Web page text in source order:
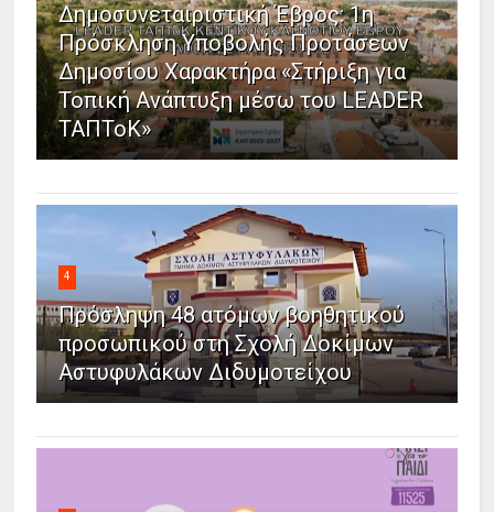
Δημοσυνεταιριστική Έβρος: 1η
Πρόσκληση Υποβολής Προτάσεων
Δημοσίου Χαρακτήρα «Στήριξη για
Τοπική Ανάπτυξη μέσω του LEADER
ΤΑΠΤοΚ»
4
Πρόσληψη 48 ατόμων βοηθητικού
προσωπικού στη Σχολή Δοκίμων
Αστυφυλάκων Διδυμοτείχου